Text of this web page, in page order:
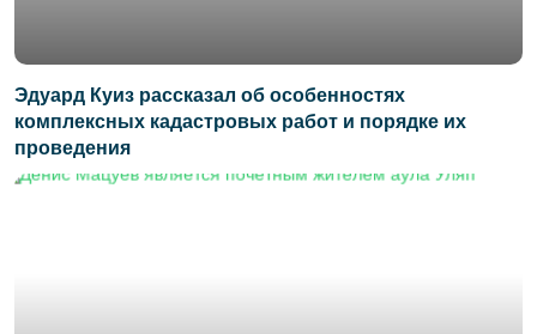
Эдуард Куиз рассказал об особенностях
комплексных кадастровых работ и порядке их
проведения